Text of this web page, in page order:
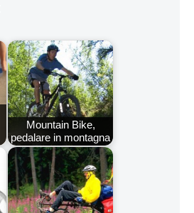
Mountain Bike,
pedalare in montagna